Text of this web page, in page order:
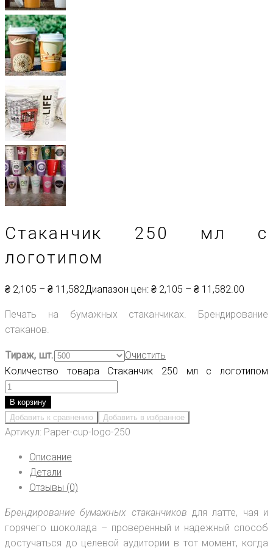
Стаканчик 250 мл с
логотипом
₴ 2,105 – ₴ 11,582Диапазон цен: ₴ 2,105 – ₴ 11,582.00
Печать на бумажных стаканчиках. Брендирование
стаканов.
Тираж, шт.
Очистить
Количество товара Стаканчик 250 мл с логотипом
В корзину
Добавить к сравнению
Добавить в избранное
Артикул: Paper-cup-logo-250
Описание
Детали
Отзывы (0)
Брендирование бумажных стаканчиков для латте, чая и
горячего шоколада – проверенный и надежный способ
достучаться до целевой аудитории в тот момент, когда